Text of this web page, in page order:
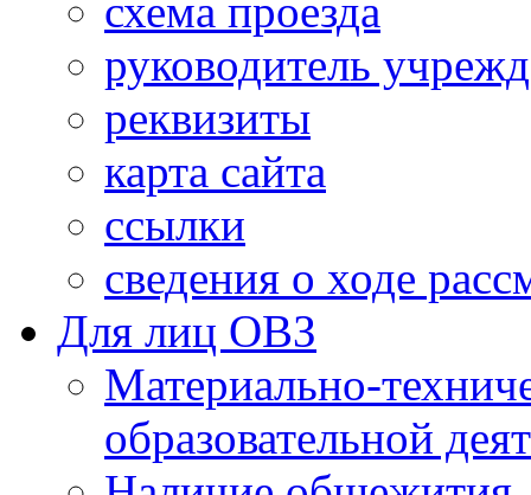
схема проезда
руководитель
реквизиты
карта сайта
ссылки
сведения о ходе
Для лиц ОВЗ
Материально-
образовательной